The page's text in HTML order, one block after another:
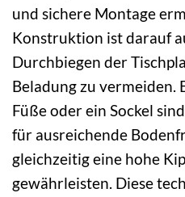
und sichere Montage
Konstruktion ist darauf
Durchbiegen der
Beladung zu vermeiden.
Füße oder ein Sockel
für ausreichende
gleichzeitig eine hohe
gewährleisten. Diese